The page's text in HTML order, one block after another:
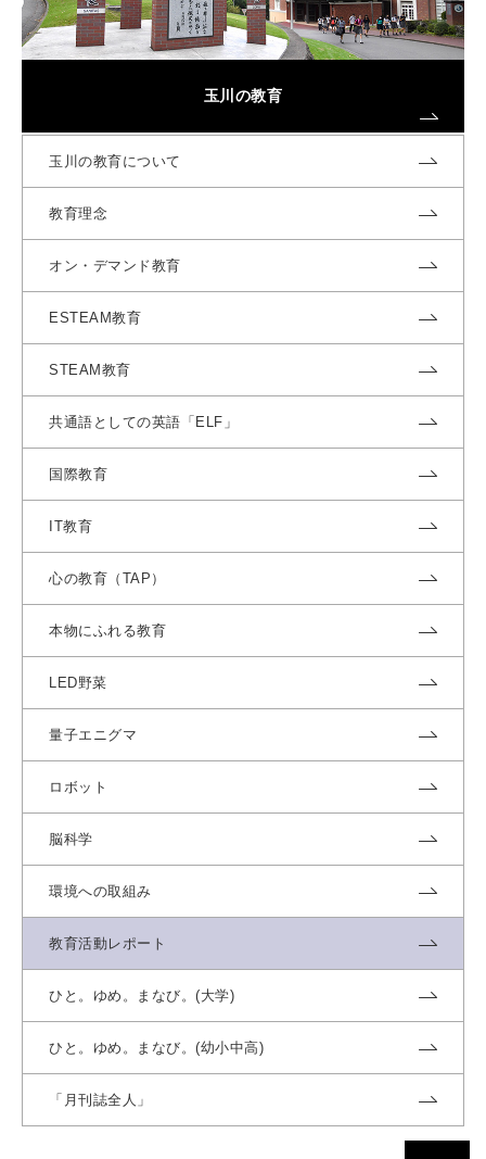
玉川の教育
玉川の教育について
教育理念
オン・デマンド教育
ESTEAM教育
STEAM教育
共通語としての英語「ELF」
国際教育
IT教育
心の教育（TAP）
本物にふれる教育
LED野菜
量子エニグマ
ロボット
脳科学
環境への取組み
教育活動レポート
ひと。ゆめ。まなび。(大学)
ひと。ゆめ。まなび。(幼小中高)
「月刊誌全人」